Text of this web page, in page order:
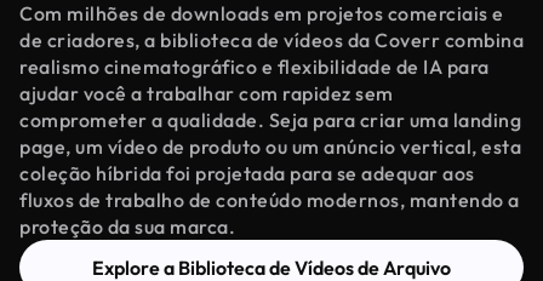
Com milhões de downloads em projetos comerciais e
de criadores, a biblioteca de vídeos da Coverr combina
realismo cinematográfico e flexibilidade de IA para
ajudar você a trabalhar com rapidez sem
comprometer a qualidade. Seja para criar uma landing
page, um vídeo de produto ou um anúncio vertical, esta
coleção híbrida foi projetada para se adequar aos
fluxos de trabalho de conteúdo modernos, mantendo a
proteção da sua marca.
Explore a Biblioteca de Vídeos de Arquivo